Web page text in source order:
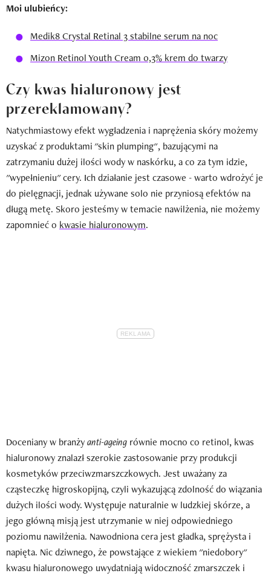
Moi ulubieńcy:
Medik8 Crystal Retinal 3 stabilne serum na noc
Mizon Retinol Youth Cream 0,3% krem do twarzy
Czy kwas hialuronowy jest
przereklamowany?
Natychmiastowy efekt wygładzenia i naprężenia skóry możemy
uzyskać z produktami "skin plumping", bazującymi na
zatrzymaniu dużej ilości wody w naskórku, a co za tym idzie,
"wypełnieniu" cery. Ich działanie jest czasowe - warto wdrożyć je
do pielęgnacji, jednak używane solo nie przyniosą efektów na
długą metę. Skoro jesteśmy w temacie nawilżenia, nie możemy
zapomnieć o kwasie hialuronowym.
Doceniany w branżyanti-ageing równie mocno co retinol, kwas
hialuronowy znalazł szerokie zastosowanie przy produkcji
kosmetyków przeciwzmarszczkowych. Jest uważany za
cząsteczkę higroskopijną, czyli wykazującą zdolność do wiązania
dużych ilości wody. Występuje naturalnie w ludzkiej skórze, a
jego główną misją jest utrzymanie w niej odpowiedniego
poziomu nawilżenia. Nawodniona cera jest gładka, sprężysta i
napięta. Nic dziwnego, że powstające z wiekiem "niedobory"
kwasu hialuronowego uwydatniają widoczność zmarszczek i